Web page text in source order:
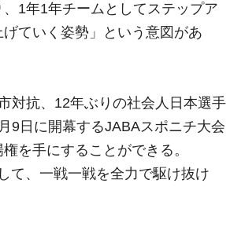
1年1年チームとしてステップア
ていく姿勢」という意図があ
対抗、12年ぶりの社会人日本選手
9日に開幕するJABAスポニチ大会
を手にすることができる。
て、一戦一戦を全力で駆け抜け